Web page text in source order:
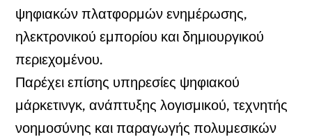
ψηφιακών πλατφορμών ενημέρωσης,
ηλεκτρονικού εμπορίου και δημιουργικού
περιεχομένου.
Παρέχει επίσης υπηρεσίες ψηφιακού
μάρκετινγκ, ανάπτυξης λογισμικού, τεχνητής
νοημοσύνης και παραγωγής πολυμεσικών